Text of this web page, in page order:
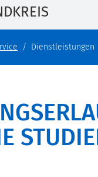
Dienstleistungen